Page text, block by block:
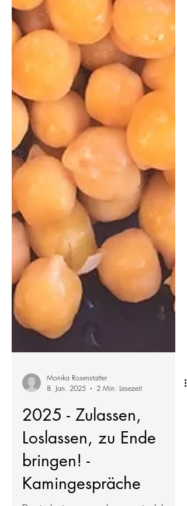
Monika Rosenstatter
8. Jan. 2025
2 Min. Lesezeit
2025 - Zulassen,
Loslassen, zu Ende
bringen! -